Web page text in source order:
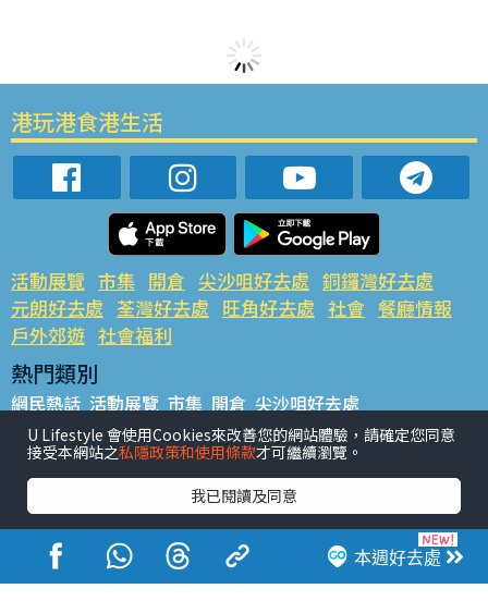
本週好去處
港玩港食港生活
活動展覽 市集 開倉 尖沙咀好去處 銅鑼灣好去處
元朗好去處 荃灣好去處 旺角好去處 社會 餐廳情報
戶外郊遊 社會福利
熱門類別
網民熱話 活動展覽 市集 開倉 尖沙咀好去處
銅鑼灣好去處 元朗好去處 荃灣好去處 旺角好去處 社會
餐廳情報 戶外郊遊
熱門標籤
#UGO搵好去處 #人氣活動推介 #美食社群熱話
#親子玩樂好去處
#ULifestyle應用程式
#限時搶
#UJetso禮物放送
#ULifestyle商戶中心 #著數 #網絡熱話
U Lifestyle 會使用Cookies來改善您的網站體驗，請確定您同意
接受本網站之私隱政策和使用條款才可繼續瀏覽。
我已閱讀及同意